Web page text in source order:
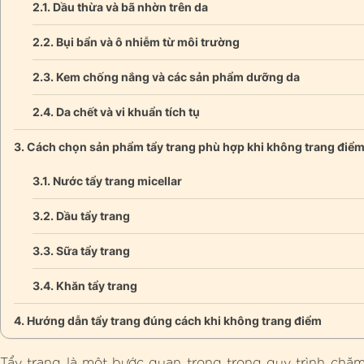
Dầu thừa và bã nhờn trên da
Bụi bẩn và ô nhiễm từ môi trường
Kem chống nắng và các sản phẩm dưỡng da
Da chết và vi khuẩn tích tụ
Cách chọn sản phẩm tẩy trang phù hợp khi không trang điểm
Nước tẩy trang micellar
Dầu tẩy trang
Sữa tẩy trang
Khăn tẩy trang
Hướng dẫn tẩy trang đúng cách khi không trang điểm